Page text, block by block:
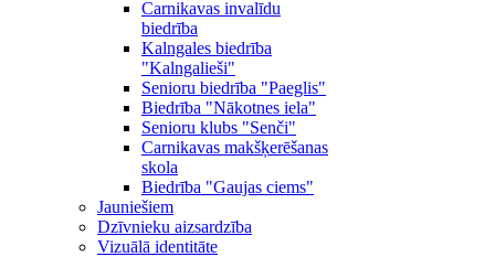
Carnikavas invalīdu
biedrība
Kalngales biedrība
"Kalngalieši"
Senioru biedrība "Paeglis"
Biedrība "Nākotnes iela"
Senioru klubs "Senči"
Carnikavas makšķerēšanas
skola
Biedrība "Gaujas ciems"
Jauniešiem
Dzīvnieku aizsardzība
Vizuālā identitāte